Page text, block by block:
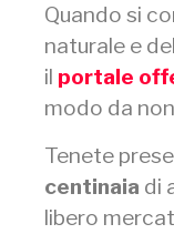
Quando si
naturale e
il portale
modo da
Tenete
centinaia di
libero